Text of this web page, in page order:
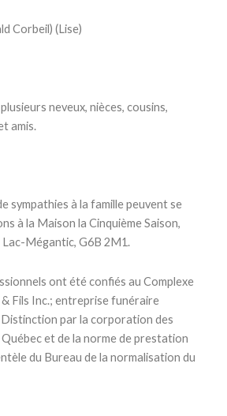
Corbeil) (Lise)
neveux, nièces, cousins,
amis.
sympathies à la famille peuvent se
à la Maison la Cinquième Saison,
Lac-Mégantic, G6B 2M1.
ont été confiés au Complexe
Fils Inc.; entreprise funéraire
par la corporation des
et de la norme de prestation
du Bureau de la normalisation du